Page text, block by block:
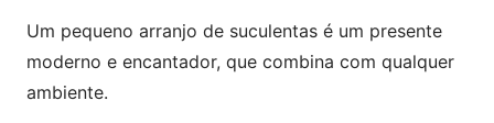
Um pequeno arranjo de suculentas é um presente
moderno e encantador, que combina com qualquer
ambiente.